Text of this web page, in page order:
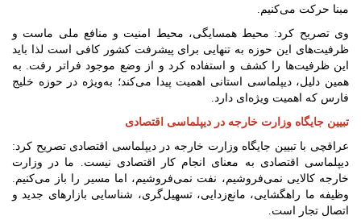
مبنا حرکت می‌کنیم.
وی تصریح کرد: محیط همسایگی، محیط امنیت و منافع ملی ماست و
ظرفیت‌های این حوزه به تنهایی برای پیشرفت کشور کافی است لذا باید
این ظرفیت‌ها را کشف و استفاده کرد و از وضع موجود فراتر رفت. به
همین دلیل، دیپلماسی استانی اهمیت پیدا می‌کند؛ به‌ویژه در حوزه خلیج
فارس که اهمیت ویژه‌ای دارد.
تبیین جایگاه وزارت خارجه در دیپلماسی اقتصادی
عراقچی با تبیین جایگاه وزارت خارجه در دیپلماسی اقتصادی تصریح کرد:
دیپلماسی اقتصادی به معنای انجام کار اقتصادی نیست. ما در وزارت
خارجه کالایی نمی‌فروشیم، نفت نمی‌فروشیم، اما مسیر را باز می‌کنیم.
وظیفه ما راهگشایی، مانع‌زدایی، تسهیل‌گری، شناسایی بازارهای جدید و
اتصال تجار است.